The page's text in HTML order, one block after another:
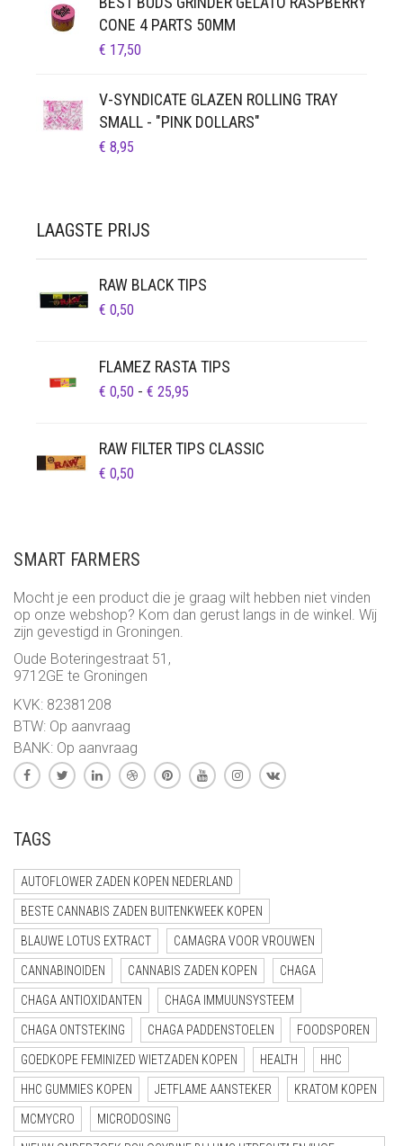
€ 64,95
CONE 4 PARTS 50MM
€ 17,50
V-SYNDICATE GLAZEN ROLLING TRAY
SMALL - "PINK DOLLARS"
€ 8,95
LAAGSTE PRIJS
RAW BLACK TIPS
€ 0,50
FLAMEZ RASTA TIPS
€ 0,50 - € 25,95
€ 25,95
RAW FILTER TIPS CLASSIC
€ 0,50
SMART FARMERS
Mocht je een product die je graag wilt hebben niet vinden
op onze webshop? Kom dan gerust langs in de winkel. Wij
zijn gevestigd in Groningen.
Oude Boteringestraat 51,
9712GE te Groningen
KVK: 82381208
BTW: Op aanvraag
BANK: Op aanvraag
TAGS
AUTOFLOWER ZADEN KOPEN NEDERLAND
BESTE CANNABIS ZADEN BUITENKWEEK KOPEN
BLAUWE LOTUS EXTRACT CAMAGRA VOOR VROUWEN
CANNABINOIDEN CANNABIS ZADEN KOPEN CHAGA
CHAGA ANTIOXIDANTEN CHAGA IMMUUNSYSTEEM
CHAGA ONTSTEKING CHAGA PADDENSTOELEN FOODSPOREN
GOEDKOPE FEMINIZED WIETZADEN KOPEN HEALTH HHC
HHC GUMMIES KOPEN JETFLAME AANSTEKER KRATOM KOPEN
MCMYCRO MICRODOSING